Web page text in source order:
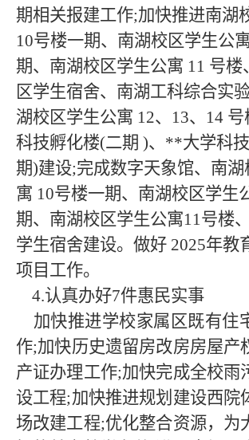
期相关报建工作;加快推进南湖
10号楼一期、南湖校区学生公
期、南湖校区学生公寓 11 号楼
区学生宿舍、南湖工科综合实
湖校区学生公寓 12、13、14 号
科技孵化楼(二期 )、 **大学科
期)建设;完成数字天象馆、南
寓 10号楼一期、南湖校区学生
期、南湖校区学生公寓11号楼
学生宿舍建设。做好 2025年教
项目工作。
4.认真办好7件惠民实事
加快推进学校家属区既有住
作;加快历史遗留房改房房屋产
产证办理工作;加快完成全校雨
设工程;加快推进规划建设西院
场改建工程;优化整合资源，为